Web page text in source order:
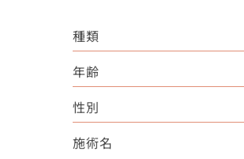
種類
年齢
性別
施術名